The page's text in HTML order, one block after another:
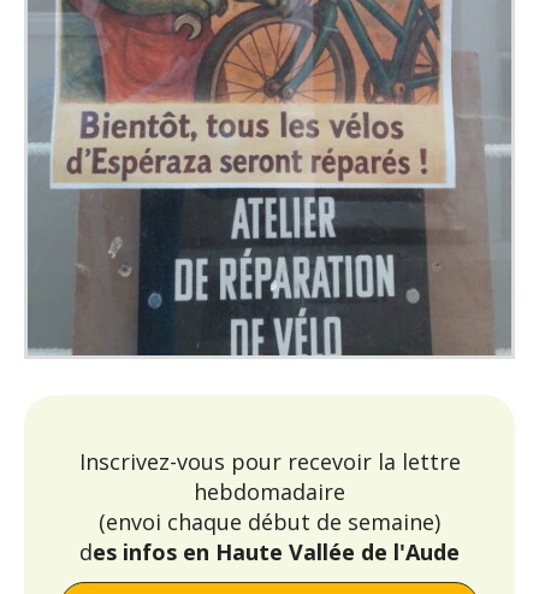
Inscrivez-vous pour recevoir la lettre
hebdomadaire
(envoi chaque début de semaine)
des infos en Haute Vallée de l'Aude